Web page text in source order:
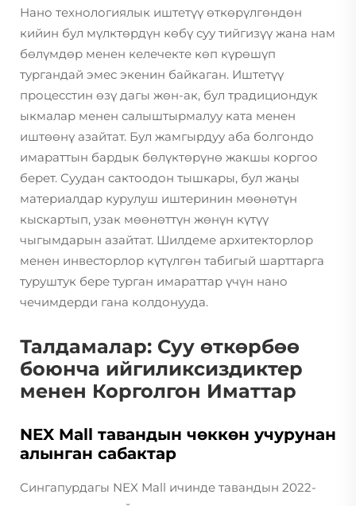
Нано технологиялык иштетүү өткөрүлгөндөн
кийин бул мүлктөрдүн көбү суу тийгизүү жана нам
бөлүмдөр менен келечекте көп күрөшүп
тургандай эмес экенин байкаган. Иштетүү
процесстин өзү дагы жөн-ак, бул традициондук
ыкмалар менен салыштырмалуу ката менен
иштөөнү азайтат. Бул жамгырдуу аба болгондо
имараттын бардык бөлүктөрүнө жакшы коргоо
берет. Суудан сактоодон тышкары, бул жаңы
материалдар курулуш иштеринин мөөнөтүн
кыскартып, узак мөөнөттүн жөнүн күтүү
чыгымдарын азайтат. Шилдеме архитекторлор
менен инвесторлор күтүлгөн табигый шарттарга
туруштук бере турган имараттар үчүн нано
чечимдерди гана колдонууда.
Талдамалар: Суу өткөрбөө
боюнча ийгиликсиздиктер
менен Корголгон Иматтар
NEX Mall тавандын чөккөн учурунан
алынган сабактар
Сингапурдагы NEX Mall ичинде тавандын 2022-